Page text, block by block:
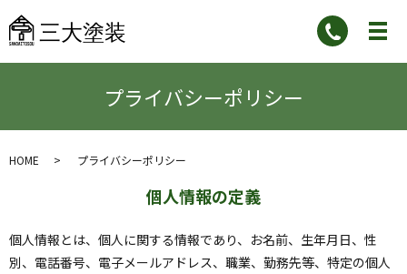
プライバシーポリシー
HOME プライバシーポリシー
個人情報の定義
個人情報とは、個人に関する情報であり、お名前、生年月日、性
別、電話番号、電子メールアドレス、職業、勤務先等、特定の個人